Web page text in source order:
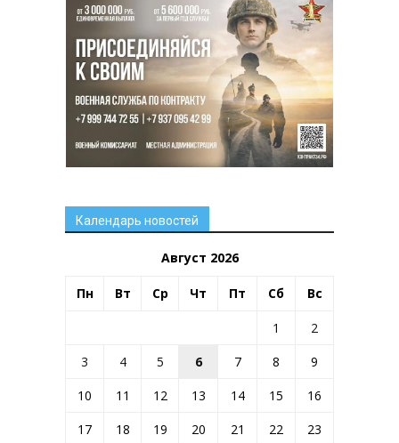
Календарь новостей
Август 2026
Пн Вт Ср Чт Пт Сб Вс
1
2
3
4 5 6 7 8
9
10
11 12 13 14 15
16
17
18 19 20 21 22
23